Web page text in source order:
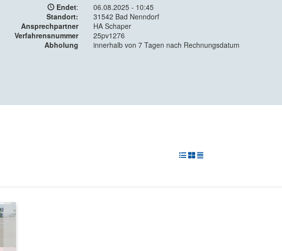
Endet:
06.08.2025 - 10:45
Standort:
31542 Bad Nenndorf
Ansprechpartner
HA Schaper
Verfahrensnummer
25pv1276
Abholung
innerhalb von 7 Tagen nach Rechnungsdatum